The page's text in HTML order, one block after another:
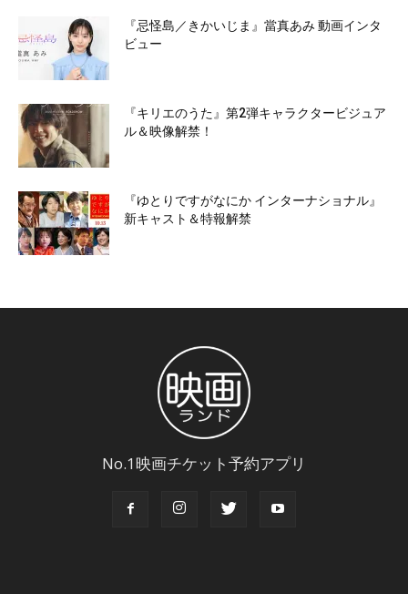
『忌怪島／きかいじま』當真あみ 動画インタ
ビュー
『キリエのうた』第2弾キャラクタービジュア
ル＆映像解禁！
『ゆとりですがなにか インターナショナル』
新キャスト＆特報解禁
No.1映画チケット予約アプリ